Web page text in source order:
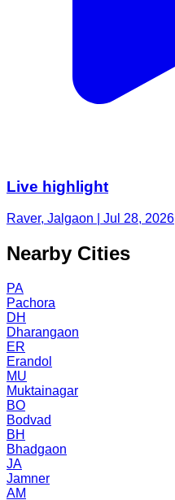
Live highlight
Raver, Jalgaon | Jul 28, 2026
Nearby Cities
PA
Pachora
DH
Dharangaon
ER
Erandol
MU
Muktainagar
BO
Bodvad
BH
Bhadgaon
JA
Jamner
AM